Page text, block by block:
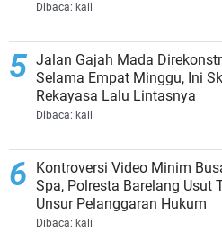
Dibaca: kali
Jalan Gajah Mada
Selama Empat Minggu, Ini
Rekayasa Lalu Lintasnya
Dibaca: kali
Kontroversi Video Minim
Spa, Polresta Barelang Usut
Unsur Pelanggaran Hukum
Dibaca: kali